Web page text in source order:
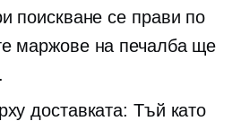
поискване се прави по
маржове на печалба ще
доставката: Тъй като